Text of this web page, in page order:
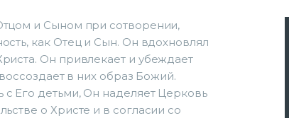
и Сыном при сотворении,
как Отец и Сын. Он вдохновлял
Он привлекает и убеждает
в них образ Божий.
Его детьми, Он наделяет Церковь
о Христе и в согласии со